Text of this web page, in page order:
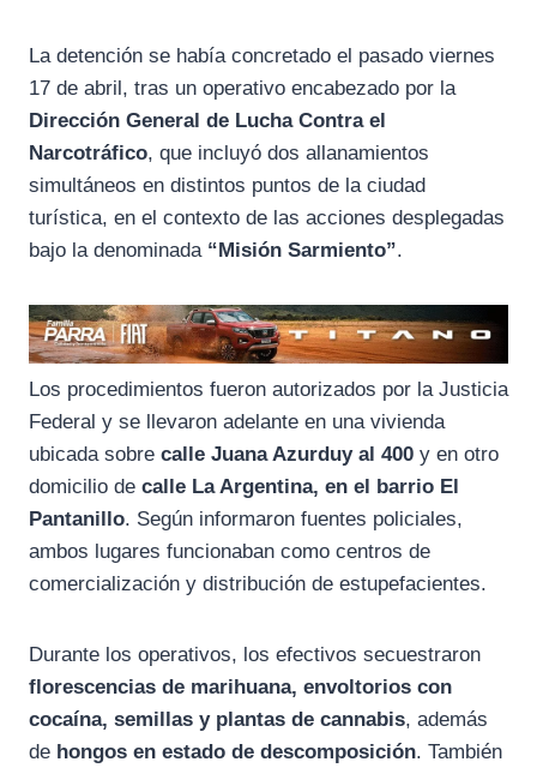
La detención se había concretado el pasado viernes
17 de abril, tras un operativo encabezado por la
Dirección General de Lucha Contra el
Narcotráfico, que incluyó dos allanamientos
simultáneos en distintos puntos de la ciudad
turística, en el contexto de las acciones desplegadas
bajo la denominada “Misión Sarmiento”.
Los procedimientos fueron autorizados por la Justicia
Federal y se llevaron adelante en una vivienda
ubicada sobre calle Juana Azurduy al 400 y en otro
domicilio de calle La Argentina, en el barrio El
Pantanillo. Según informaron fuentes policiales,
ambos lugares funcionaban como centros de
comercialización y distribución de estupefacientes.
Durante los operativos, los efectivos secuestraron
florescencias de marihuana, envoltorios con
cocaína, semillas y plantas de cannabis, además
de hongos en estado de descomposición. También